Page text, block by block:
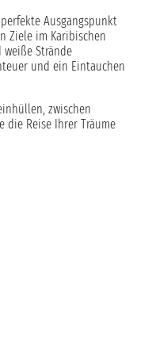
Ausgangspunkt
Ziele im Karibischen
Strände
und ein Eintauchen
zwischen
die Reise Ihrer Träume